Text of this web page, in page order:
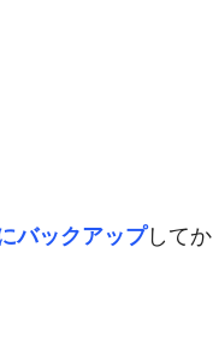
バックアップしてか